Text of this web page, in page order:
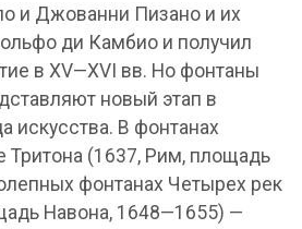
и Джованни Пизано и их
ди Камбио и получил
в XV—XVI вв. Но фонтаны
новый этап в
искусства. В фонтанах
Тритона (1637, Рим, площадь
фонтанах Четырех рек
Навона, 1648—1655) —